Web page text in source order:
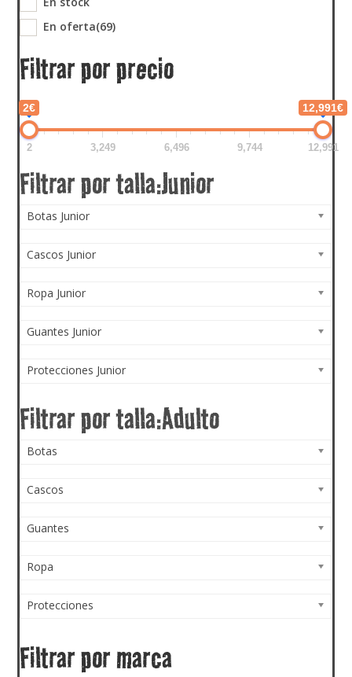
En oferta(69)
Filtrar por precio
2€ 12,991€
2 3,249 6,496 9,744 12,991
Botas Junior
Cascos Junior
Ropa Junior
Guantes Junior
Protecciones Junior
Botas
Cascos
Guantes
Ropa
Protecciones
Filtrar por marca